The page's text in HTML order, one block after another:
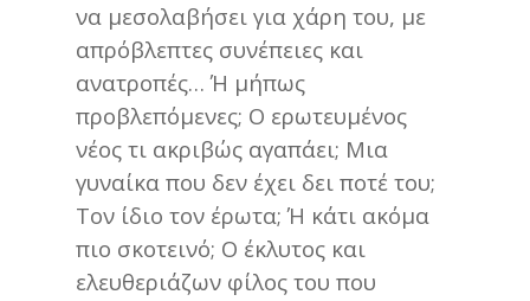
να μεσολαβήσει για χάρη του, με
απρόβλεπτες συνέπειες και
ανατροπές… Ή μήπως
προβλεπόμενες; Ο ερωτευμένος
νέος τι ακριβώς αγαπάει; Μια
γυναίκα που δεν έχει δει ποτέ του;
Τον ίδιο τον έρωτα; Ή κάτι ακόμα
πιο σκοτεινό; Ο έκλυτος και
ελευθεριάζων φίλος του που